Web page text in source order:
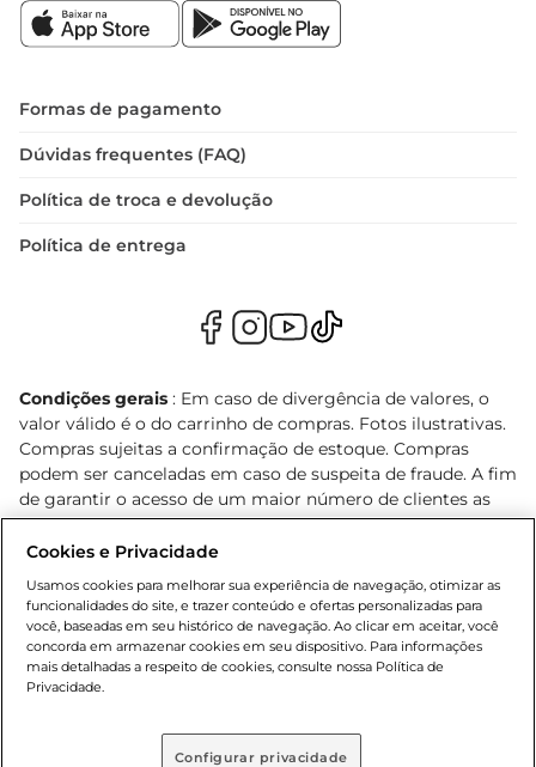
Formas de pagamento
Dúvidas frequentes (FAQ)
Política de troca e devolução
Política de entrega
Condições gerais : Em caso de divergência de valores, o
valor válido é o do carrinho de compras. Fotos ilustrativas.
Compras sujeitas a confirmação de estoque. Compras
podem ser canceladas em caso de suspeita de fraude. A fim
de garantir o acesso de um maior número de clientes as
nossas promoções, a compra de produtos com preços
promocionais poderá ter sua quantidade limitada por
cliente. Os preços, ofertas e condições são exclusivos para
o e-commerce e válidos durante o dia de hoje, podendo
sofrer alterações sem prévia notificação. Proibida a venda
de bebidas alcoólicas para menores de 18 anos, conforme
Lei n.º 8069/90, art. 81, inciso II (Estatuto da Criança e do
prévio. O valor mínimo para as compras on-line é de R$
Cookies e Privacidade
Usamos cookies para melhorar sua experiência de navegação, otimizar as
funcionalidades do site, e trazer conteúdo e ofertas personalizadas para
você, baseadas em seu histórico de navegação. Ao clicar em aceitar, você
concorda em armazenar cookies em seu dispositivo. Para informações
mais detalhadas a respeito de cookies, consulte nossa Política de
Privacidade.
Configurar privacidade